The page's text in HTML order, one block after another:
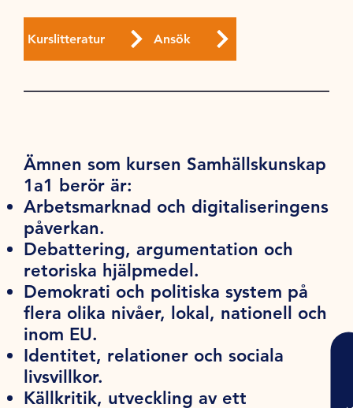
Kurslitteratur Ansök
Ämnen som kursen Samhällskunskap
1a1 berör är:
Arbetsmarknad och digitaliseringens
påverkan.
Debattering, argumentation och
retoriska hjälpmedel.
Demokrati och politiska system på
flera olika nivåer, lokal, nationell och
inom EU.
Identitet, relationer och sociala
livsvillkor.
Källkritik, utveckling av ett